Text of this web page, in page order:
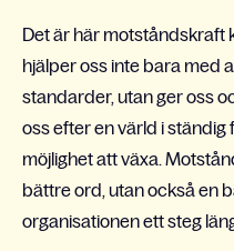
Det är här motståndskraft
hjälper oss inte bara med
standarder, utan ger oss
oss efter en värld i ständig
möjlighet att växa.
bättre ord, utan också en
organisationen ett steg